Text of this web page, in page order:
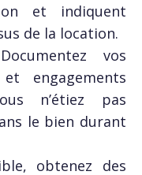
et indiquent
de la location.
vos
engagements
n’étiez pas
le bien durant
obtenez des